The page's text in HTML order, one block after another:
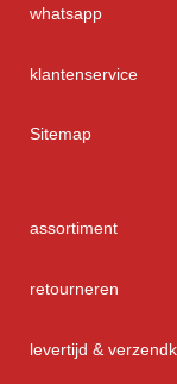
whatsapp
klantenservice
Sitemap
assortiment
retourneren
levertijd &